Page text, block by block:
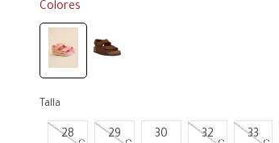
Colores
Talla
28 29 30 32 33